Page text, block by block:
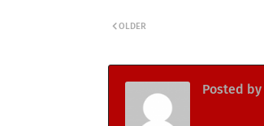
OLDER
Posted by